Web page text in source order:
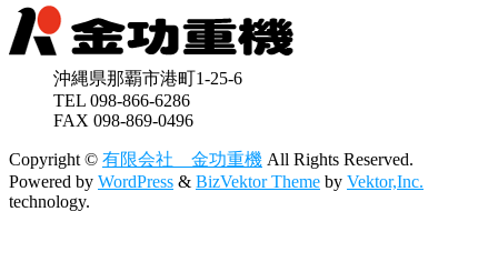
沖縄県那覇市港町1-25-6
TEL 098-866-6286
FAX 098-869-0496
Copyright © 有限会社 金功重機 All Rights Reserved.
Powered by WordPress & BizVektor Theme by Vektor,Inc.
technology.